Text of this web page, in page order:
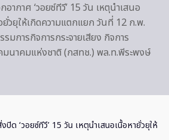
ากาศ ‘วอยซ์ทีวี’ 15 วัน เหตุนำเสนอ
วยุให้เกิดความแตกแยก วันที่ 12 ก.พ.
การกิจการกระจายเสียง กิจการ
มนาคมแห่งชาติ (กสทช.) พล.ท.พีระพงษ์
ปิด ‘วอยซ์ทีวี’ 15 วัน เหตุนำเสนอเนื้อหายั่วยุให้